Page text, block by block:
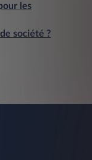
les
société ?